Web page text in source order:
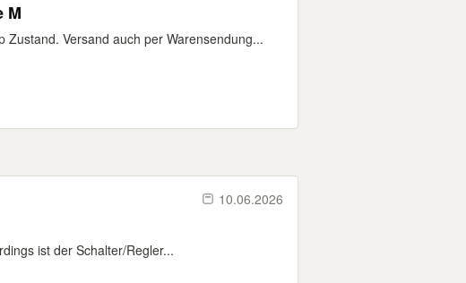
M
Zustand. Versand auch per Warensendung...
10.06.2026
ist der Schalter/Regler...